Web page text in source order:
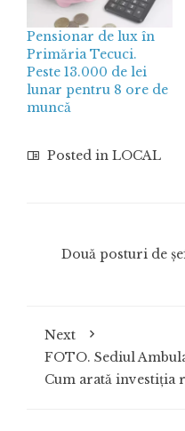
Pensionar de lux în
Primăria Tecuci.
Peste 13.000 de lei
lunar pentru 8 ore de
muncă
Posted in LOCAL
Două posturi de
Next
FOTO. Sediul
Cum arată investiția